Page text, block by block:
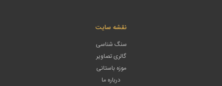
نقشه سایت
سنگ شناسی
گالری تصاویر
موزه باستانی
درباره ما